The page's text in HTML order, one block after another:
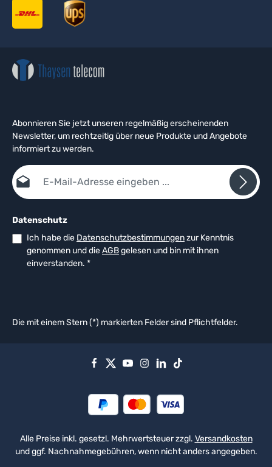
Abonnieren Sie jetzt unseren regelmäßig erscheinenden
Newsletter, um rechtzeitig über neue Produkte und Angebote
informiert zu werden.
E-Mail-Adresse*
Datenschutz
Ich habe die Datenschutzbestimmungenzur Kenntnis
genommen und dieAGBgelesen und bin mit ihnen
einverstanden. *
Die mit einem Stern (*) markierten Felder sind Pflichtfelder.
Alle Preise inkl. gesetzl. Mehrwertsteuer zzgl. Versandkosten
und ggf. Nachnahmegebühren, wenn nicht anders angegeben.